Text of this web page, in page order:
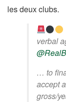
les deux clubs.
verbal
… to
accept
gross/